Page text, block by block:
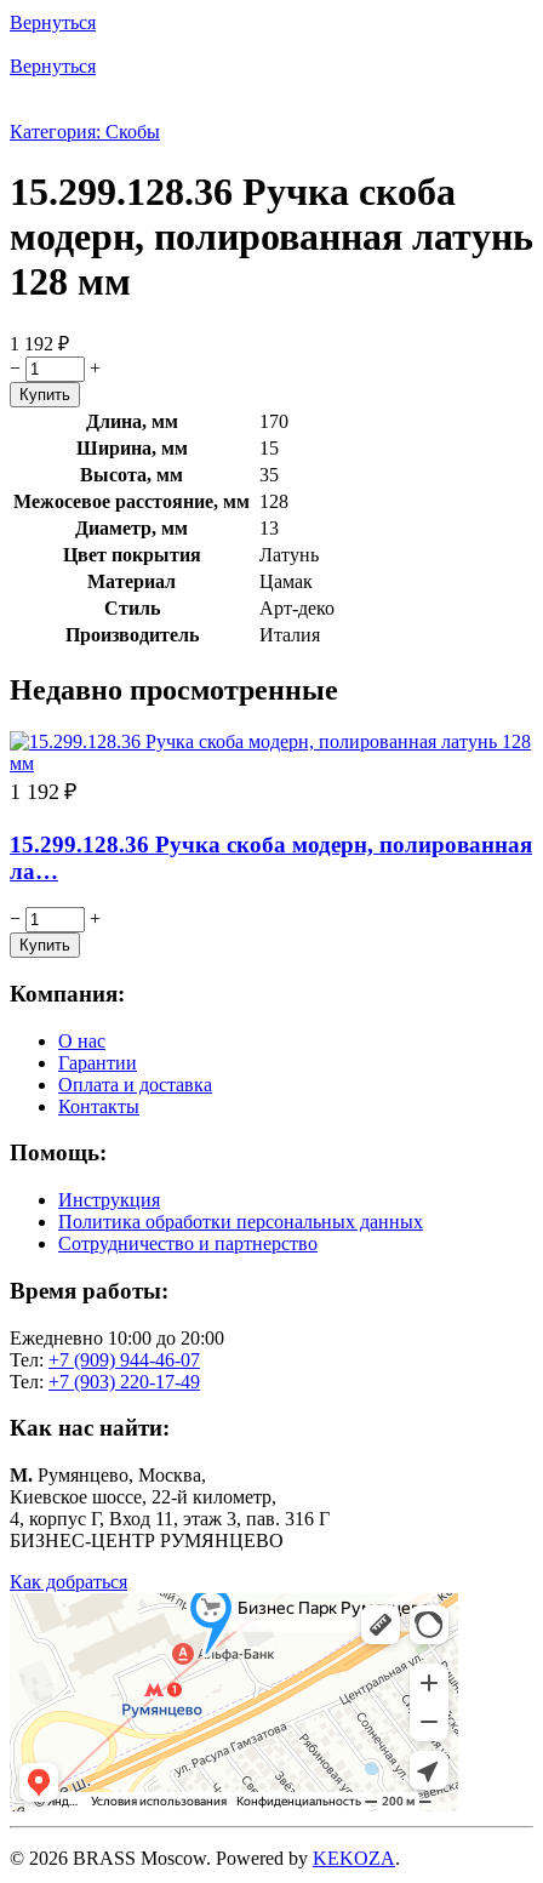
Вернуться
Вернуться
Категория: Скобы
15.299.128.36 Ручка скоба
модерн, полированная латунь
128 мм
1 192 ₽
−
+
Длина, мм
170
Ширина, мм
15
Высота, мм
35
Межосевое расстояние, мм 128
Диаметр, мм
13
Цвет покрытия
Латунь
Материал
Цамак
Стиль
Арт-деко
Производитель
Италия
Недавно просмотренные
1 192 ₽
15.299.128.36 Ручка скоба модерн, полированная
ла…
− +
Компания:
О нас
Гарантии
Оплата и доставка
Контакты
Помощь:
Инструкция
Политика обработки персональных данных
Сотрудничество и партнерство
Время работы:
Ежедневно 10:00 до 20:00
Тел: +7 (909) 944-46-07
Тел: +7 (903) 220-17-49
Как нас найти:
М. Румянцево, Москва,
Киевское шоссе, 22-й километр,
4, корпус Г, Вход 11, этаж 3, пав. 316 Г
БИЗНЕС-ЦЕНТР РУМЯНЦЕВО
Как добраться
© 2026 BRASS Moscow. Powered by KEKOZA.